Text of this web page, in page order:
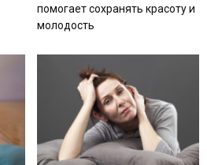
помогает сохранять красоту и
молодость